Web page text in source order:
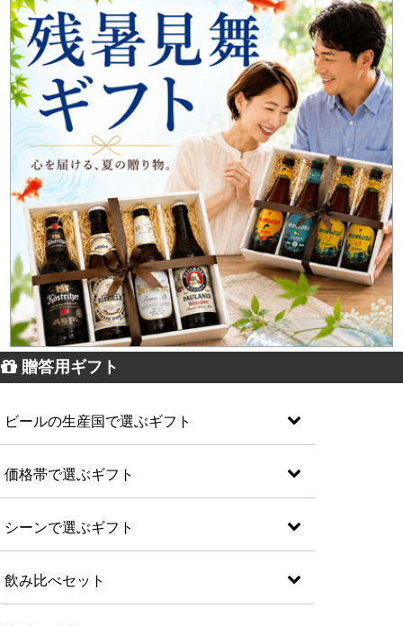
贈答用ギフト
ビールの生産国で選ぶギフト
価格帯で選ぶギフト
シーンで選ぶギフト
飲み比べセット